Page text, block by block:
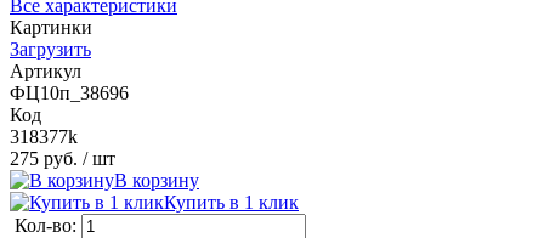
Все характеристики
Картинки
Загрузить
Артикул
ФЦ10п_38696
Код
318377k
275 руб. / шт
В корзину
Купить в 1 клик
Кол-во: